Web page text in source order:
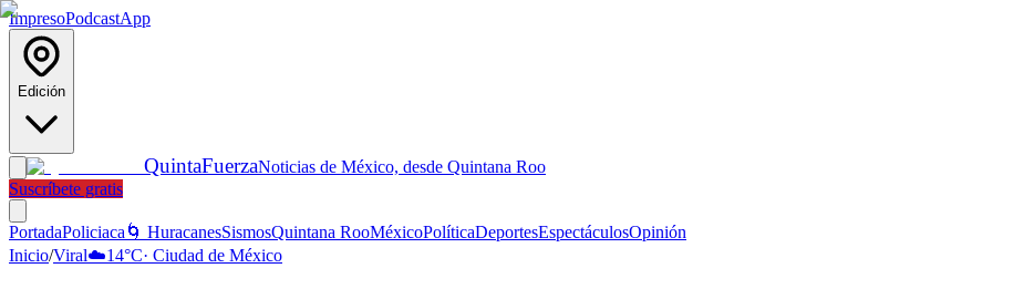
ImpresoPodcastApp
Edición
QuintaFuerzaNoticias de México, desde Quintana Roo
Suscríbete gratis
PortadaPoliciaca 🌀 HuracanesSismosQuintana RooMéxicoPolíticaDeportesEspectáculosOpinión
Inicio/Viral☁️14°C· Ciudad de México